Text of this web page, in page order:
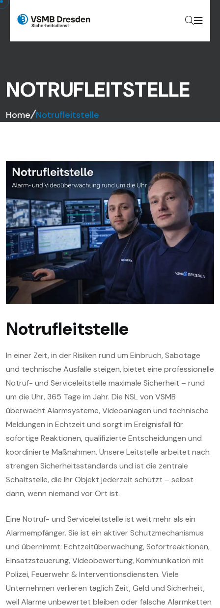
NOTRUFLEITSTELLE
Home Notrufleitstelle
Notrufleitstelle
In einer Zeit, in der Risiken rund um Einbruch, Sabotage
und technische Ausfälle steigen, bietet eine professionelle
Notruf- und Serviceleitstelle maximale Sicherheit – rund
um die Uhr, 365 Tage im Jahr. Die NSL von VSMB
überwacht Alarmsysteme, Videoanlagen und technische
Meldungen in Echtzeit und sorgt im Ereignisfall für
sofortige Reaktionen, qualifizierte Entscheidungen und
koordinierte Maßnahmen. Unsere Leitstelle arbeitet nach
strengen Sicherheitsstandards und ist die zentrale
Schaltstelle, die Ihr Objekt jederzeit schützt – selbst
dann, wenn niemand vor Ort ist.
Eine Notruf- und Serviceleitstelle ist weit mehr als ein
Alarmempfänger. Sie ist ein aktiver Schutzmechanismus
und übernimmt: Echtzeitüberwachung, Sofortreaktionen,
Einsatzsteuerung, Videobewertung, Kommunikation mit
Polizei, Feuerwehr & Interventionsdiensten. Viele
Unternehmen verlieren täglich Zeit, Geld und Sicherheit,
weil Alarme unbewertet bleiben oder falsche Alarmketten